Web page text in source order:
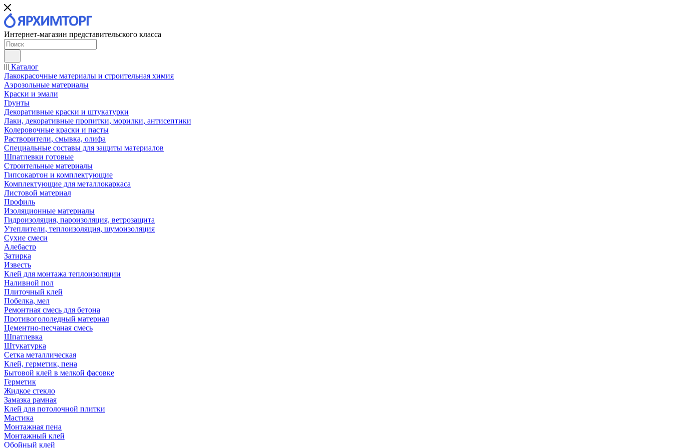
Интернет-магазин представительского класса
Каталог
Лакокрасочные материалы и строительная химия
Аэрозольные материалы
Краски и эмали
Грунты
Декоративные краски и штукатурки
Лаки, декоративные пропитки, морилки, антисептики
Колеровочные краски и пасты
Растворители, смывка, олифа
Специальные составы для защиты материалов
Шпатлевки готовые
Строительные материалы
Гипсокартон и комплектующие
Комплектующие для металлокаркаса
Листовой материал
Профиль
Изоляционные материалы
Гидроизоляция, пароизоляция, ветрозащита
Утеплители, теплоизоляция, шумоизоляция
Сухие смеси
Алебастр
Затирка
Известь
Клей для монтажа теплоизоляции
Наливной пол
Плиточный клей
Побелка, мел
Ремонтная смесь для бетона
Противогололедный материал
Цементно-песчаная смесь
Шпатлевка
Штукатурка
Сетка металлическая
Клей, герметик, пена
Бытовой клей в мелкой фасовке
Герметик
Жидкое стекло
Замазка рамная
Клей для потолочной плитки
Мастика
Монтажная пена
Монтажный клей
Обойный клей